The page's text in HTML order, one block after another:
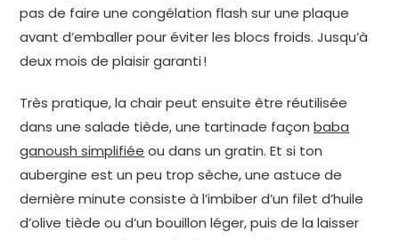
pas de faire une congélation flash sur une plaque
avant d’emballer pour éviter les blocs froids. Jusqu’à
deux mois de plaisir garanti !
Très pratique, la chair peut ensuite être réutilisée
dans une salade tiède, une tartinade façonbaba
ganoush simplifiée ou dans un gratin. Et si ton
aubergine est un peu trop sèche, une astuce de
dernière minute consiste à l’imbiber d’un filet d’huile
d’olive tiède ou d’un bouillon léger, puis de la laisser